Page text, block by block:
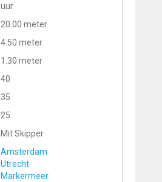
uur
20.00 meter
4.50 meter
1.30 meter
40
35
25
Mit Skipper
Amsterdam
Utrecht
Markermeer